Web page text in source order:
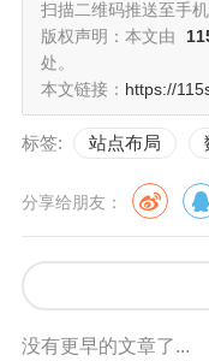
扫描二维码推送至手机
版权声明：本文由
处。
本文链接： https://
标签: 站点布局
分享给朋友：
没有更早的文章了...